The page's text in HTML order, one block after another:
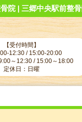
院 | 三郷中央駅前整
【受付時間】
12:30 / 15:00-20:00
～12:30 / 15:00～18:00
定休日：日曜